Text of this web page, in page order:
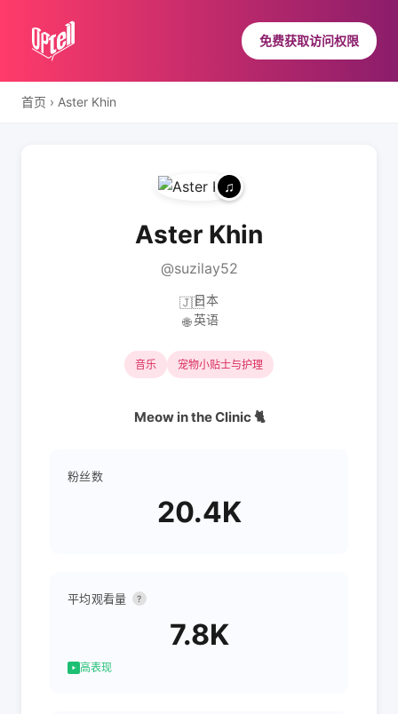
免费获取访问权限
首页 › Aster Khin
Aster Khin
@suzilay52
🇯🇵日本
🌐 英语
音乐 宠物小贴士与护理
Meow in the Clinic 🐈
粉丝数
20.4K
平均观看量 ?
7.8K
高表现